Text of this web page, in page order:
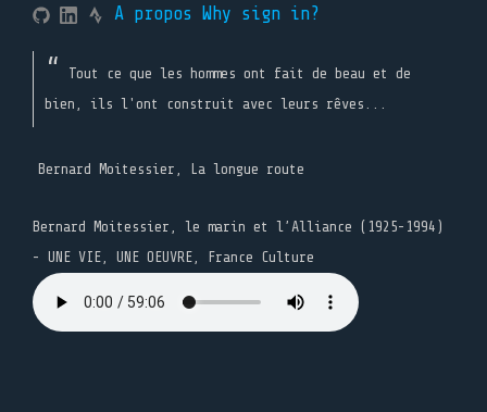
A propos Why sign in?
Tout ce que les hommes ont fait de beau et de
bien, ils l'ont construit avec leurs rêves...
Bernard Moitessier, La longue route
Bernard Moitessier, le marin et l’Alliance (1925-1994)
- UNE VIE, UNE OEUVRE, France Culture